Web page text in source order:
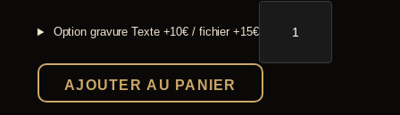
Option gravure Texte +10€ / fichier +15€
quantité
de
Epée
XVIIIe
AJOUTER AU PANIER